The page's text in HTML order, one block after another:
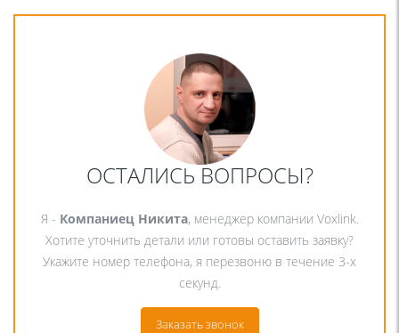
ОСТАЛИСЬ ВОПРОСЫ?
Я - Компаниец Никита, менеджер компании Voxlink.
Хотите уточнить детали или готовы оставить заявку?
Укажите номер телефона, я перезвоню в течение 3-х
секунд.
Заказать звонок